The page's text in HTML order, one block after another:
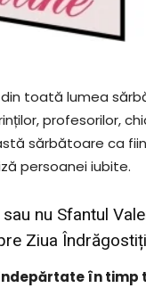
toată lumea
profesorilor,
sărbătoare ca
persoanei iubite.
nu Sfantul
Ziua
în